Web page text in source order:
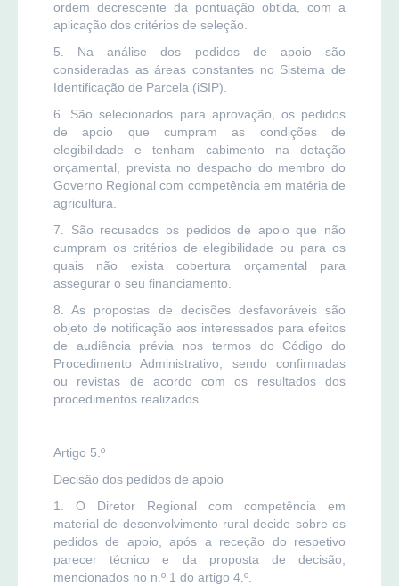
ordem decrescente da pontuação obtida, com a
aplicação dos critérios de seleção.
5. Na análise dos pedidos de apoio são
consideradas as áreas constantes no Sistema de
Identificação de Parcela (iSIP).
6. São selecionados para aprovação, os pedidos
de apoio que cumpram as condições de
elegibilidade e tenham cabimento na dotação
orçamental, prevista no despacho do membro do
Governo Regional com competência em matéria de
agricultura.
7. São recusados os pedidos de apoio que não
cumpram os critérios de elegibilidade ou para os
quais não exista cobertura orçamental para
assegurar o seu financiamento.
8. As propostas de decisões desfavoráveis são
objeto de notificação aos interessados para efeitos
de audiência prévia nos termos do Código do
Procedimento Administrativo, sendo confirmadas
ou revistas de acordo com os resultados dos
procedimentos realizados.
Artigo 5.º
Decisão dos pedidos de apoio
1. O Diretor Regional com competência em
material de desenvolvimento rural decide sobre os
pedidos de apoio, após a receção do respetivo
parecer técnico e da proposta de decisão,
mencionados no n.º 1 do artigo 4.º.